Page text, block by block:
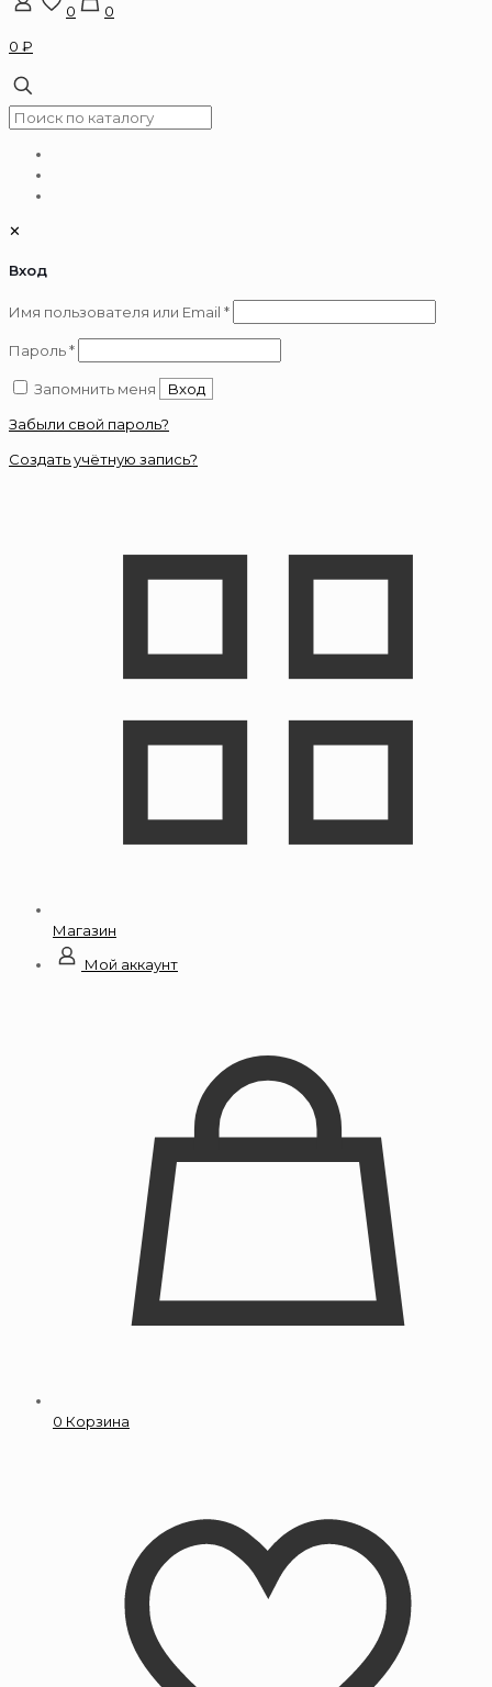
0
0
0 ₽
✕
Вход
Имя пользователя или Email *Обязательно
Пароль*Обязательно
Запомнить меня
Вход
Забыли свой пароль?
Создать учётную запись?
Магазин
Мой аккаунт
0 Корзина